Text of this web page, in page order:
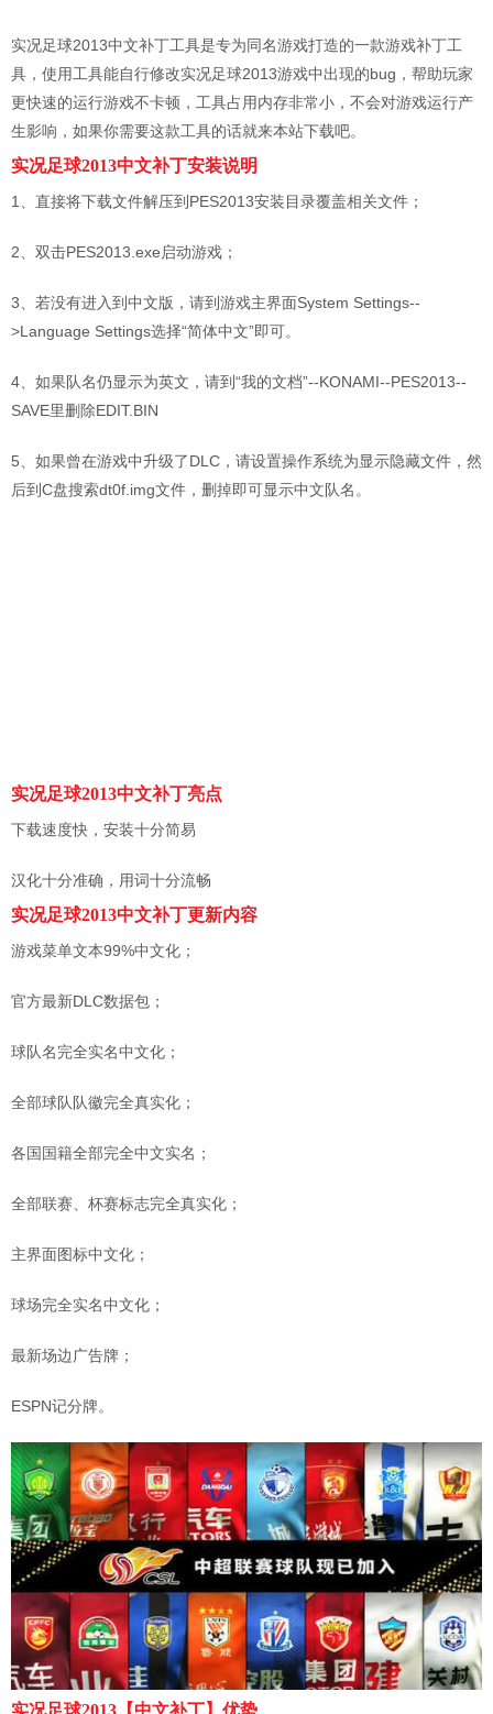
实况足球2013中文补丁工具是专为同名游戏打造的一款游戏补丁工
具，使用工具能自行修改实况足球2013游戏中出现的bug，帮助玩家
更快速的运行游戏不卡顿，工具占用内存非常小，不会对游戏运行产
生影响，如果你需要这款工具的话就来本站下载吧。
实况足球2013中文补丁安装说明
1、直接将下载文件解压到PES2013安装目录覆盖相关文件；
2、双击PES2013.exe启动游戏；
3、若没有进入到中文版，请到游戏主界面System Settings--
>Language Settings选择“简体中文”即可。
4、如果队名仍显示为英文，请到“我的文档”--KONAMI--PES2013--
SAVE里删除EDIT.BIN
5、如果曾在游戏中升级了DLC，请设置操作系统为显示隐藏文件，然
后到C盘搜索dt0f.img文件，删掉即可显示中文队名。
实况足球2013中文补丁亮点
下载速度快，安装十分简易
汉化十分准确，用词十分流畅
实况足球2013中文补丁更新内容
游戏菜单文本99%中文化；
官方最新DLC数据包；
球队名完全实名中文化；
全部球队队徽完全真实化；
各国国籍全部完全中文实名；
全部联赛、杯赛标志完全真实化；
主界面图标中文化；
球场完全实名中文化；
最新场边广告牌；
ESPN记分牌。
实况足球2013【中文补丁】优势